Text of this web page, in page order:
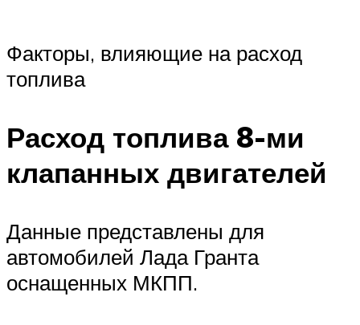
Факторы, влияющие на расход
топлива
Расход топлива 8-ми
клапанных двигателей
Данные представлены для
автомобилей Лада Гранта
оснащенных МКПП.